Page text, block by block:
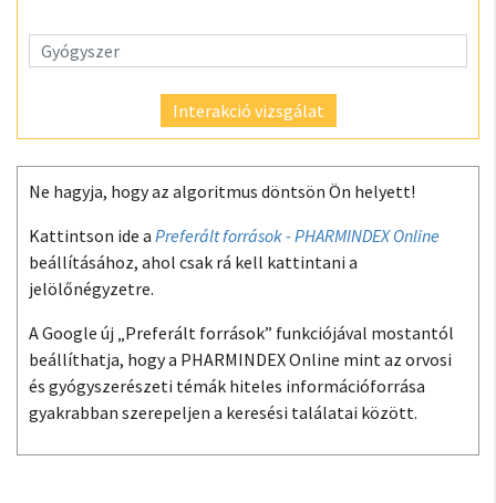
Interakció vizsgálat
Ne hagyja, hogy az algoritmus döntsön Ön helyett!
Kattintson ide a Preferált források - PHARMINDEX Online
beállításához, ahol csak rá kell kattintani a
jelölőnégyzetre.
A Google új „Preferált források” funkciójával mostantól
beállíthatja, hogy a PHARMINDEX Online mint az orvosi
és gyógyszerészeti témák hiteles információforrása
gyakrabban szerepeljen a keresési találatai között.